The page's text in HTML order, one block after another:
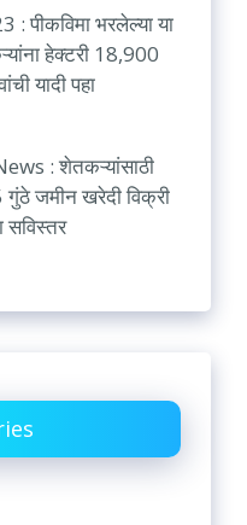
पीकविमा भरलेल्या या
हेक्टरी 18,900
यादी पहा
: शेतकऱ्यांसाठी
जमीन खरेदी विक्री
सविस्तर